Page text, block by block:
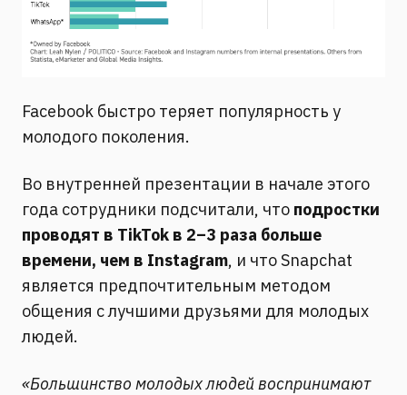
Facebook быстро теряет популярность у
молодого поколения.
Во внутренней презентации в начале этого
года сотрудники подсчитали, что подростки
проводят в TikTok в 2–3 раза больше
времени, чем в Instagram, и что Snapchat
является предпочтительным методом
общения с лучшими друзьями для молодых
людей.
«Большинство молодых людей воспринимают